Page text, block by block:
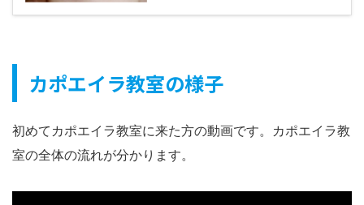
カポエイラ教室の様子
初めてカポエイラ教室に来た方の動画です。カポエイラ教
室の全体の流れが分かります。